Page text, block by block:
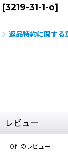
[3219-31-1-o]
返品特約に関する
レビュー
0件のレビュー